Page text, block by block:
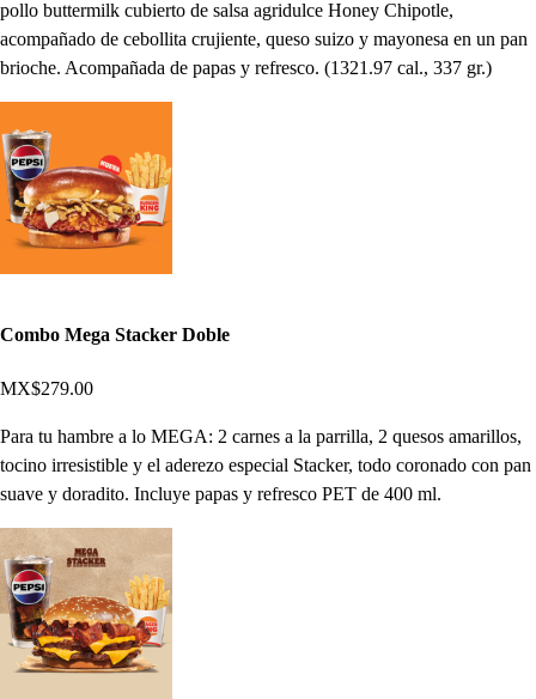
pollo buttermilk cubierto de salsa agridulce Honey Chipotle,
acompañado de cebollita crujiente, queso suizo y mayonesa en un pan
brioche. Acompañada de papas y refresco. (1321.97 cal., 337 gr.)
Combo Mega Stacker Doble
MX$279.00
Para tu hambre a lo MEGA: 2 carnes a la parrilla, 2 quesos amarillos,
tocino irresistible y el aderezo especial Stacker, todo coronado con pan
suave y doradito. Incluye papas y refresco PET de 400 ml.